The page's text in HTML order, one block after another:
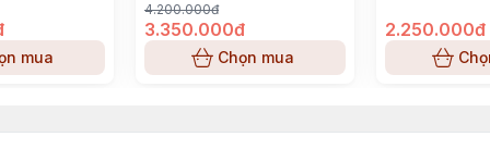
mua
4.200.000đ
3.350.000đ
Chọn mua
2.250.000đ